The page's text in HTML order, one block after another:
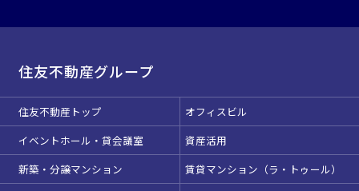
住友不動産グループ
住友不動産トップ
オフィスビル
イベントホール・貸会議室
資産活用
新築・分譲マンション
賃貸マンション（ラ・トゥール）